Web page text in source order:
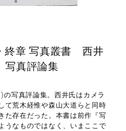
終章 写真叢書 西井
真評論集
写真評論集。西井氏はカメラ
て荒木経惟や森山大道らと同時
た存在だった。本書は前作『写
うなものではなく、いまここで